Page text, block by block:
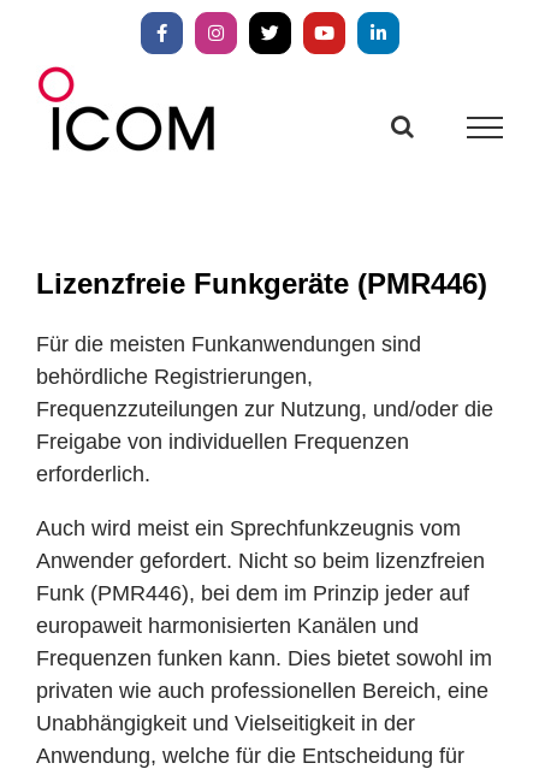
springen
FacebookInstagram
X YouTubeLinkedIn
Lizenzfreie Funkgeräte (PMR446)
Für die meisten Funkanwendungen sind
behördliche Registrierungen,
Frequenzzuteilungen zur Nutzung, und/oder die
Freigabe von individuellen Frequenzen
erforderlich.
Auch wird meist ein Sprechfunkzeugnis vom
Anwender gefordert. Nicht so beim lizenzfreien
Funk (PMR446), bei dem im Prinzip jeder auf
europaweit harmonisierten Kanälen und
Frequenzen funken kann. Dies bietet sowohl im
privaten wie auch professionellen Bereich, eine
Unabhängigkeit und Vielseitigkeit in der
Anwendung, welche für die Entscheidung für